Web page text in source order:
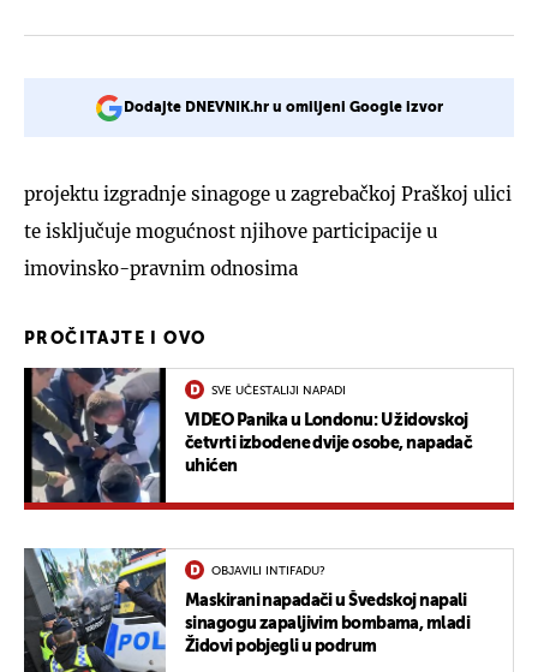
Dodajte DNEVNIK.hr u omiljeni Google izvor
projektu izgradnje sinagoge u zagrebačkoj Praškoj ulici
te isključuje mogućnost njihove participacije u
imovinsko-pravnim odnosima
PROČITAJTE I OVO
SVE UČESTALIJI NAPADI
VIDEO Panika u Londonu: U židovskoj
četvrti izbodene dvije osobe, napadač
uhićen
OBJAVILI INTIFADU?
Maskirani napadači u Švedskoj napali
sinagogu zapaljivim bombama, mladi
Židovi pobjegli u podrum